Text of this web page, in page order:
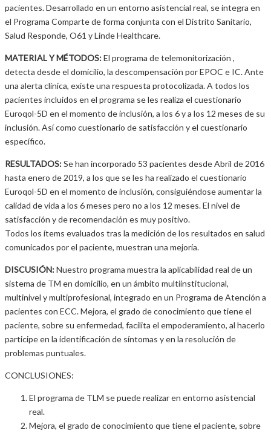
pacientes. Desarrollado en un entorno asistencial real, se integra en
el Programa Comparte de forma conjunta con el Distrito Sanitario,
Salud Responde, O61 y Linde Healthcare.
MATERIAL Y MÉTODOS:El programa de telemonitorización ,
detecta desde el domicilio, la descompensación por EPOC e IC. Ante
una alerta clínica, existe una respuesta protocolizada. A todos los
pacientes incluidos en el programa se les realiza el cuestionario
Euroqol-5D en el momento de inclusión, a los 6 y a los 12 meses de su
inclusión. Así como cuestionario de satisfacción y el cuestionario
específico.
RESULTADOS:Se han incorporado 53 pacientes desde Abril de 2016
hasta enero de 2019, a los que se les ha realizado el cuestionario
Euroqol-5D en el momento de inclusión, consiguiéndose aumentar la
calidad de vida a los 6 meses pero no a los 12 meses. El nivel de
satisfacción y de recomendación es muy positivo.
Todos los ítems evaluados tras la medición de los resultados en salud
comunicados por el paciente, muestran una mejoría.
DISCUSIÓN:Nuestro programa muestra la aplicabilidad real de un
sistema de TM en domicilio, en un ámbito multiinstitucional,
multinivel y multiprofesional, integrado en un Programa de Atención a
pacientes con ECC. Mejora, el grado de conocimiento que tiene el
paciente, sobre su enfermedad, facilita el empoderamiento, al hacerlo
participe en la identificación de síntomas y en la resolución de
problemas puntuales.
CONCLUSIONES:
El programa de TLM se puede realizar en entorno asistencial
real.
Mejora, el grado de conocimiento que tiene el paciente, sobre